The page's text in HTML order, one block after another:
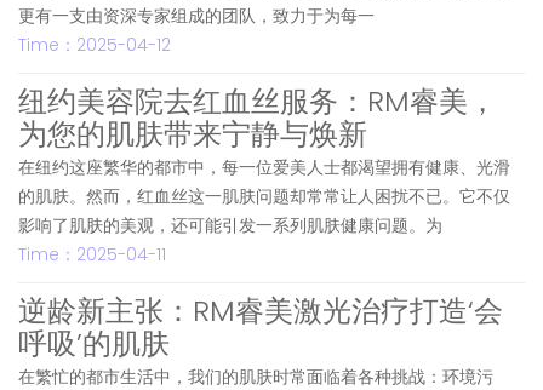
更有一支由资深专家组成的团队，致力于为每一
Time：2025-04-12
纽约美容院去红血丝服务：RM睿美，
为您的肌肤带来宁静与焕新
在纽约这座繁华的都市中，每一位爱美人士都渴望拥有健康、光滑
的肌肤。然而，红血丝这一肌肤问题却常常让人困扰不已。它不仅
影响了肌肤的美观，还可能引发一系列肌肤健康问题。为
Time：2025-04-11
逆龄新主张：RM睿美激光治疗打造‘会
呼吸’的肌肤
在繁忙的都市生活中，我们的肌肤时常面临着各种挑战：环境污